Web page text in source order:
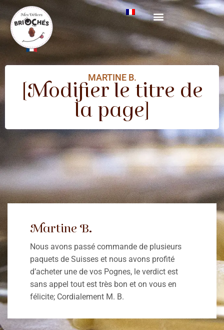
MARTINE B.
[Modifier le titre de
la page]
Martine B.
Nous avons passé commande de plusieurs
paquets de Suisses et nous avons profité
d’acheter une de vos Pognes, le verdict est
sans appel tout est très bon et on vous en
félicite; Cordialement M. B.